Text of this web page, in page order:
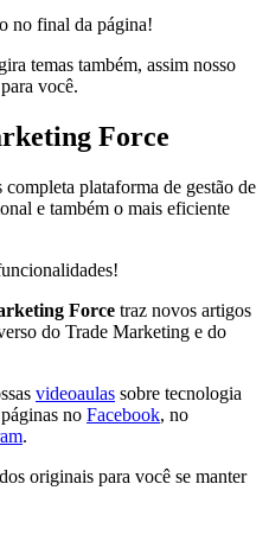
no final da página!
temas também, assim nosso
você.
Force
plataforma de gestão de
e também o mais eficiente
Force traz novos artigos
do Trade Marketing e do
videoaulas sobre tecnologia
no Facebook, no
.
originais para você se manter